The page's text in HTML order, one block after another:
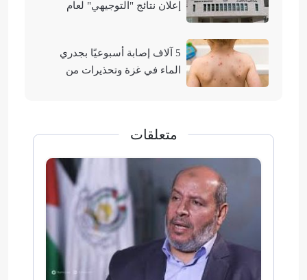
إعلان نتائج "التوجيهي" لعام
5 آلاف إصابة أسبوعيًا بجدري
الماء في غزة وتحذيرات من
متعلقات